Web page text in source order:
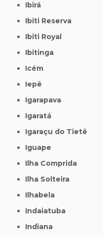
Ibirá
Ibiti Reserva
Ibiti Royal
Ibitinga
Icém
Iepê
Igarapava
Igaratá
Igaraçu do Tietê
Iguape
Ilha Comprida
Ilha Solteira
Ilhabela
Indaiatuba
Indiana